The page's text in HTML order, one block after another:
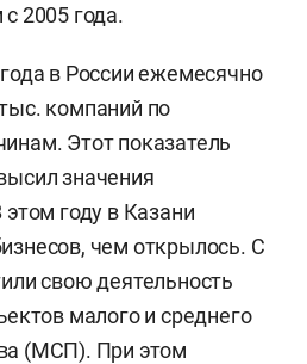
2005 года.
в России ежемесячно
компаний по
Этот показатель
значения
году в Казани
чем открылось. С
свою деятельность
малого и среднего
(МСП). При этом